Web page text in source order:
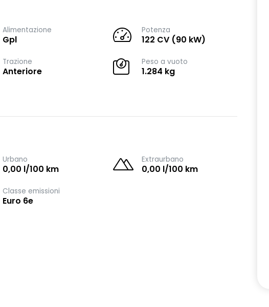
Alimentazione
Gpl
Potenza
122 CV (90 kW)
Trazione
Anteriore
Peso a vuoto
1.284 kg
Urbano
0,00 l/100 km
Extraurbano
0,00 l/100 km
Classe emissioni
Euro 6e